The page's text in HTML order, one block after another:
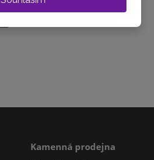
Kamenná prodejna